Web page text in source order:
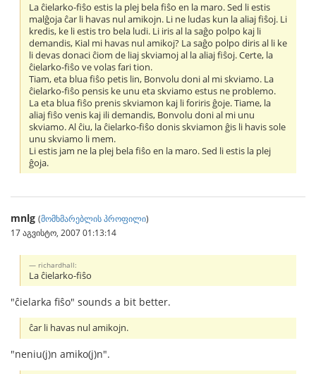
La ĉielarko-fiŝo estis la plej bela fiŝo en la maro. Sed li estis
malĝoja ĉar li havas nul amikojn. Li ne ludas kun la aliaj fiŝoj. Li
kredis, ke li estis tro bela ludi. Li iris al la saĝo polpo kaj li
demandis, Kial mi havas nul amikoj? La saĝo polpo diris al li ke
li devas donaci ĉiom de liaj skviamoj al la aliaj fiŝoj. Certe, la
ĉielarko-fiŝo ve volas fari tion.
Tiam, eta blua fiŝo petis lin, Bonvolu doni al mi skviamo. La
ĉielarko-fiŝo pensis ke unu eta skviamo estus ne problemo.
La eta blua fiŝo prenis skviamon kaj li foriris ĝoje. Tiame, la
aliaj fiŝo venis kaj ili demandis, Bonvolu doni al mi unu
skviamo. Al ĉiu, la ĉielarko-fiŝo donis skviamon ĝis li havis sole
unu skviamo li mem.
Li estis jam ne la plej bela fiŝo en la maro. Sed li estis la plej
ĝoja.
mnlg (მომხმარებლის პროფილი)
17 აგვისტო, 2007 01:13:14
richardhall:
La ĉielarko-fiŝo
"ĉielarka fiŝo" sounds a bit better.
ĉar li havas nul amikojn.
"neniu(j)n amiko(j)n".